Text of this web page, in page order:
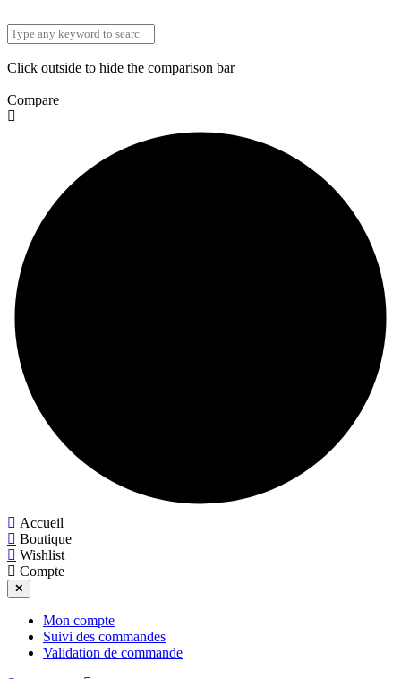
Click outside to hide the comparison bar
Compare
Accueil
Boutique
Wishlist
Compte
✕
Mon compte
Suivi des commandes
Validation de commande